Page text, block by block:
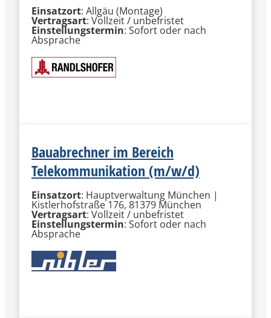
Einsatzort: Allgäu (Montage)
Vertragsart: Vollzeit / unbefristet
Einstellungstermin: Sofort oder nach
Absprache
Bauabrechner im Bereich
Telekommunikation (m/w/d)
Einsatzort: Hauptverwaltung München |
Kistlerhofstraße 176, 81379 München
Vertragsart: Vollzeit / unbefristet
Einstellungstermin: Sofort oder nach
Absprache